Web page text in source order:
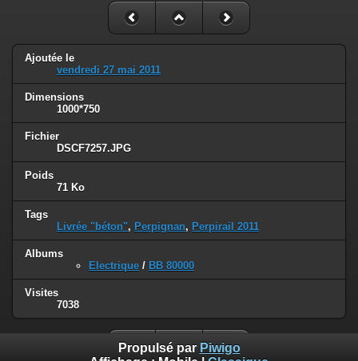
Ajoutée le
vendredi 27 mai 2011
Dimensions
1000*750
Fichier
DSCF7257.JPG
Poids
71 Ko
Tags
Livrée "béton", Perpignan, Perpirail 2011
Albums
Electrique / BB 80000
Visites
7038
Propulsé par Piwigo